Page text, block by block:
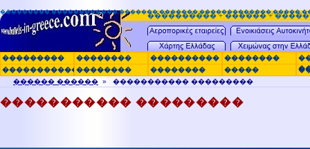
���������� + ������ +
��������� �������� ���������� ��������
��������������������� �������� �����
������ ������ » ����������� ���������
����������� ���������